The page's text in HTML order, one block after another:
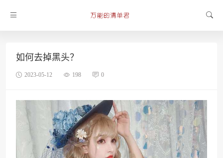
如何去掉黑头？
2023-05-12 198 0